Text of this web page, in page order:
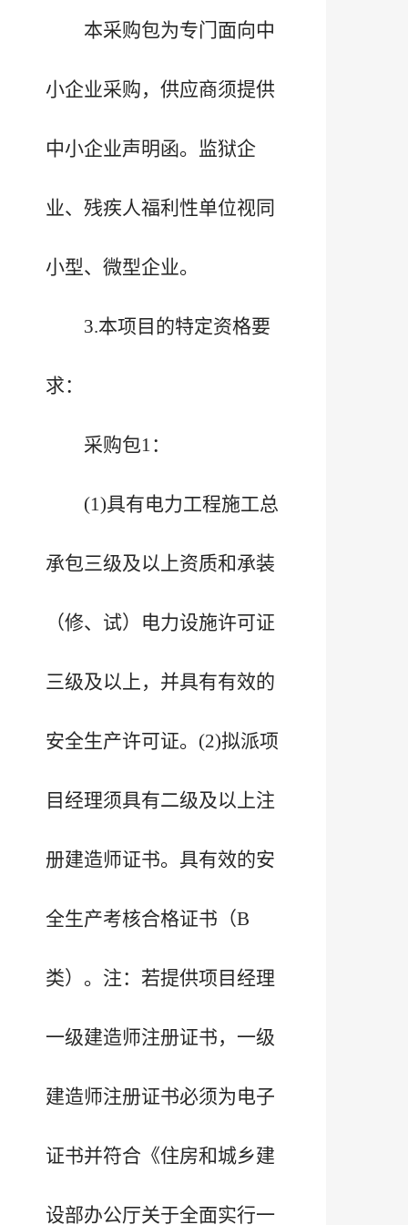
本采购包为专门面向中
小企业采购，供应商须提供
中小企业声明函。监狱企
业、残疾人福利性单位视同
小型、微型企业。
3.本项目的特定资格要
求：
采购包1：
(1)具有电力工程施工总
承包三级及以上资质和承装
（修、试）电力设施许可证
三级及以上，并具有有效的
安全生产许可证。(2)拟派项
目经理须具有二级及以上注
册建造师证书。具有效的安
全生产考核合格证书（B
类）。注：若提供项目经理
一级建造师注册证书，一级
建造师注册证书必须为电子
证书并符合《住房和城乡建
设部办公厅关于全面实行一